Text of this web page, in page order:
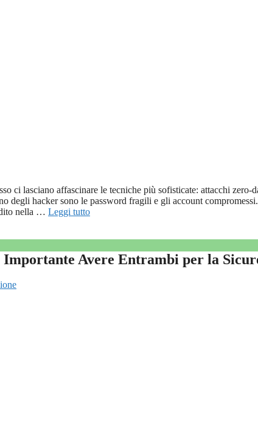
ci lasciano affascinare le tecniche più sofisticate: attacchi
degli hacker sono le password fragili e gli account
nella … Leggi tutto
Avere Entrambi per la